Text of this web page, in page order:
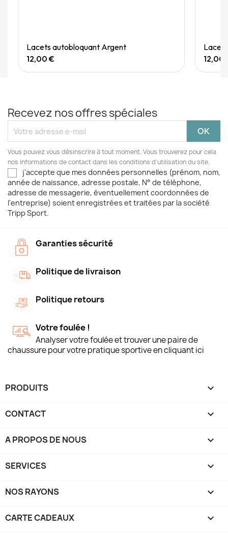
Quick View
Lacets autobloquant Argent
12,00 €
12,00
Recevez nos offres spéciales
Vous pouvez vous désinscrire à tout moment. Vous trouverez pour cela
nos informations de contact dans les conditions d'utilisation du site.
j'accepte que mes données personnelles (prénom, nom,
année de naissance, adresse postale, N° de téléphone,
adresse de messagerie, éventuellement coordonnées de
l'entreprise) soient enregistrées et traitées par la société
Tripp Sport.
Garanties sécurité
Politique de livraison
Politique retours
Votre foulée !
Analyser votre foulée et trouver une paire de
chaussure pour votre pratique sportive en cliquant ici
PRODUITS 
CONTACT 
A PROPOS DE NOUS 
SERVICES 
NOS RAYONS 
CARTE CADEAUX 